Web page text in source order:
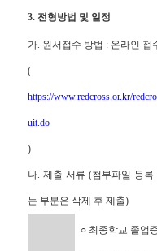
3. 전형방법 및 일정
가. 원서접수 방법 : 온라인 접
(
https://www.redcross.or.kr/
uit.do
)
나. 제출 서류 (첨부파일 등
는 부분은 삭제 후 제출)
○ 최종학교 졸업